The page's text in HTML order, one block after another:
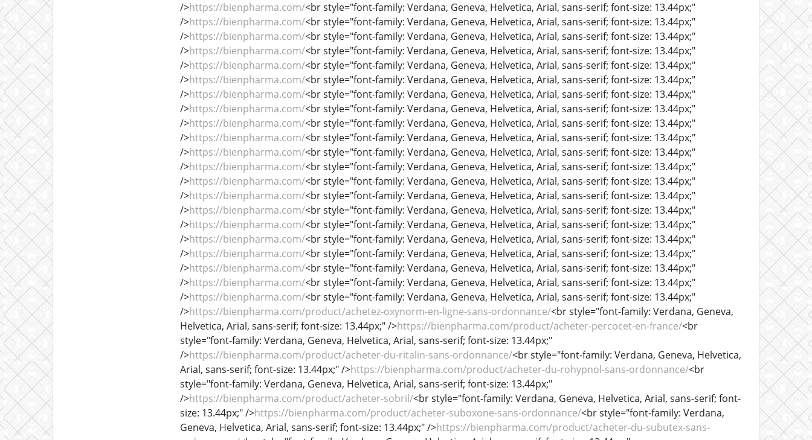
/>https://bienpharma.com/<br style="font-family: Verdana, Geneva, Helvetica, Arial, sans-serif; font-size: 13.44px;"
/>https://bienpharma.com/<br style="font-family: Verdana, Geneva, Helvetica, Arial, sans-serif; font-size: 13.44px;"
/>https://bienpharma.com/<br style="font-family: Verdana, Geneva, Helvetica, Arial, sans-serif; font-size: 13.44px;"
/>https://bienpharma.com/<br style="font-family: Verdana, Geneva, Helvetica, Arial, sans-serif; font-size: 13.44px;"
/>https://bienpharma.com/<br style="font-family: Verdana, Geneva, Helvetica, Arial, sans-serif; font-size: 13.44px;"
/>https://bienpharma.com/<br style="font-family: Verdana, Geneva, Helvetica, Arial, sans-serif; font-size: 13.44px;"
/>https://bienpharma.com/<br style="font-family: Verdana, Geneva, Helvetica, Arial, sans-serif; font-size: 13.44px;"
/>https://bienpharma.com/<br style="font-family: Verdana, Geneva, Helvetica, Arial, sans-serif; font-size: 13.44px;"
/>https://bienpharma.com/<br style="font-family: Verdana, Geneva, Helvetica, Arial, sans-serif; font-size: 13.44px;"
/>https://bienpharma.com/<br style="font-family: Verdana, Geneva, Helvetica, Arial, sans-serif; font-size: 13.44px;"
/>https://bienpharma.com/<br style="font-family: Verdana, Geneva, Helvetica, Arial, sans-serif; font-size: 13.44px;"
/>https://bienpharma.com/<br style="font-family: Verdana, Geneva, Helvetica, Arial, sans-serif; font-size: 13.44px;"
/>https://bienpharma.com/<br style="font-family: Verdana, Geneva, Helvetica, Arial, sans-serif; font-size: 13.44px;"
/>https://bienpharma.com/<br style="font-family: Verdana, Geneva, Helvetica, Arial, sans-serif; font-size: 13.44px;"
/>https://bienpharma.com/<br style="font-family: Verdana, Geneva, Helvetica, Arial, sans-serif; font-size: 13.44px;"
/>https://bienpharma.com/<br style="font-family: Verdana, Geneva, Helvetica, Arial, sans-serif; font-size: 13.44px;"
/>https://bienpharma.com/<br style="font-family: Verdana, Geneva, Helvetica, Arial, sans-serif; font-size: 13.44px;"
/>https://bienpharma.com/<br style="font-family: Verdana, Geneva, Helvetica, Arial, sans-serif; font-size: 13.44px;"
/>https://bienpharma.com/<br style="font-family: Verdana, Geneva, Helvetica, Arial, sans-serif; font-size: 13.44px;"
/>https://bienpharma.com/<br style="font-family: Verdana, Geneva, Helvetica, Arial, sans-serif; font-size: 13.44px;"
/>https://bienpharma.com/<br style="font-family: Verdana, Geneva, Helvetica, Arial, sans-serif; font-size: 13.44px;"
/>https://bienpharma.com/product/achetez-oxynorm-en-ligne-sans-ordonnance/<br style="font-family: Verdana, Geneva,
Helvetica, Arial, sans-serif; font-size: 13.44px;" />https://bienpharma.com/product/acheter-percocet-en-france/<br
style="font-family: Verdana, Geneva, Helvetica, Arial, sans-serif; font-size: 13.44px;"
/>https://bienpharma.com/product/acheter-du-ritalin-sans-ordonnance/<br style="font-family: Verdana, Geneva, Helvetica,
Arial, sans-serif; font-size: 13.44px;" />https://bienpharma.com/product/acheter-du-rohypnol-sans-ordonnance/<br
style="font-family: Verdana, Geneva, Helvetica, Arial, sans-serif; font-size: 13.44px;"
/>https://bienpharma.com/product/acheter-sobril/<br style="font-family: Verdana, Geneva, Helvetica, Arial, sans-serif; font-
size: 13.44px;" />https://bienpharma.com/product/acheter-suboxone-sans-ordonnance/<br style="font-family: Verdana,
Geneva, Helvetica, Arial, sans-serif; font-size: 13.44px;" />https://bienpharma.com/product/acheter-du-subutex-sans-